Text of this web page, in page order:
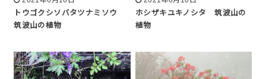
トウゴクシソバタツナミソウ
筑波山の植物
ホシザキユキノシタ 筑波山の
植物